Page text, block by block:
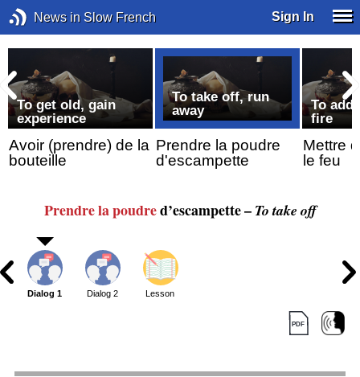
News in Slow French Sign In
To get old, gain
experience
Avoir (prendre) de la
bouteille
To take off, run
away
Prendre la poudre
d'escampette
To add
fire
Mettre
le feu
Prendrela poudred’escampette – To take off
Dialog 1 Dialog 2 Lesson